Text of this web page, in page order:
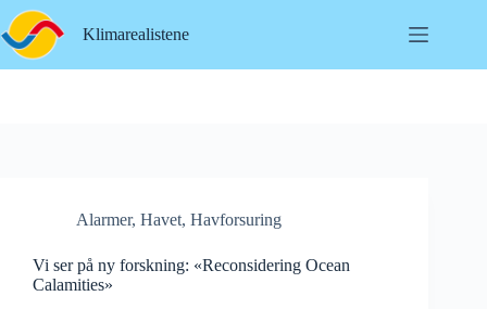
Hopp
til
innholdet
Klimarealistene
Alarmer, Havet, Havforsuring
Vi ser på ny forskning: «Reconsidering Ocean
Calamities»